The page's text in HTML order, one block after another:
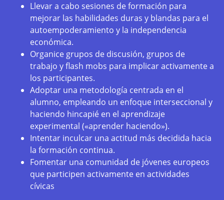
Llevar a cabo sesiones de formación para
mejorar las habilidades duras y blandas para el
autoempoderamiento y la independencia
económica.
Organice grupos de discusión, grupos de
trabajo y flash mobs para implicar activamente a
los participantes.
Adoptar una metodología centrada en el
alumno, empleando un enfoque interseccional y
haciendo hincapié en el aprendizaje
experimental («aprender haciendo»).
Intentar inculcar una actitud más decidida hacia
la formación continua.
Fomentar una comunidad de jóvenes europeos
que participen activamente en actividades
cívicas